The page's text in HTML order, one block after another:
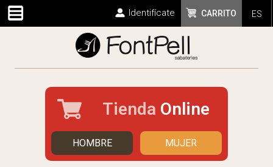
ES
CARRITO
Identifícate
Tienda Online
HOMBRE MUJER